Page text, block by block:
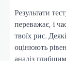
Результати
переважає, і
твоїх рис.
оцінюють
аналіз